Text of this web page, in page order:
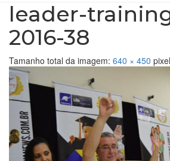
leader-
2016-38
Tamanho total da imagem: 640 × 450